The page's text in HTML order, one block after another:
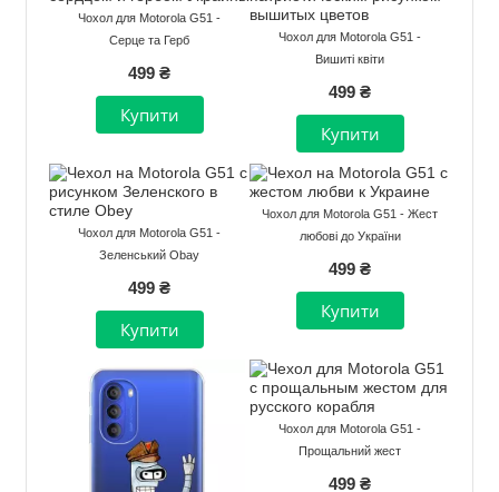
Чохол для Motorola G51 -
Серце та Герб
499 ₴
Чохол для Motorola G51 -
Вишиті квіти
499 ₴
Чохол для Motorola G51 -
Зеленський Obay
499 ₴
Чохол для Motorola G51 - Жест
любові до України
499 ₴
Чохол для Motorola G51 -
Прощальний жест
499 ₴